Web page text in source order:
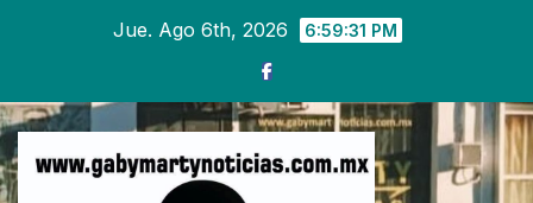
Jue. Ago 6th, 2026 6:59:32 PM